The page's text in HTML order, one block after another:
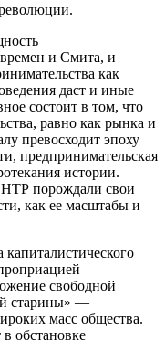
и Смита, и
как
даст и иные
состоит в том, что
равно как рынка и
превосходит эпоху
предпринимательская
истории.
порождали свои
как ее масштабы и
свободной
старины» —
масс общества.
обстановке